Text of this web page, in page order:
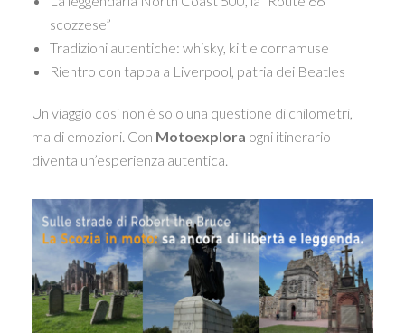
scozzese”
Tradizioni autentiche: whisky, kilt e cornamuse
Rientro con tappa a Liverpool, patria dei Beatles
Un viaggio così non è solo una questione di chilometri,
ma di emozioni. Con Motoexplora ogni itinerario
diventa un’esperienza autentica.